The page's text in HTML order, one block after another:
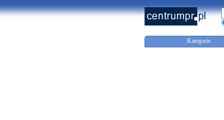
Kategorie